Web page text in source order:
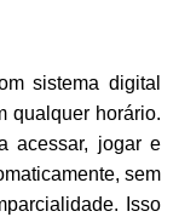
sistema digital
qualquer horário.
acessar, jogar e
sem
Isso